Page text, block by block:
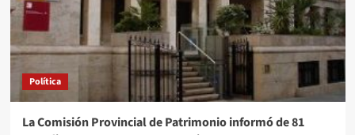
Cuerpos
Seguridad
que
Política
La Comisión Provincial de Patrimonio informó de 81